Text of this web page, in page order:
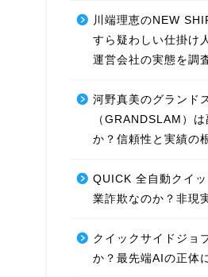
川端理恵のNEW
すら疑わしい仕掛け
運営会社の実態を調
河野真美のグランド
（GRANDSLAM）
か？信頼性と実績の
QUICK 全自動クイ
業詐欺なのか？非現
クイックサイドジョ
か？最先端AIの正体